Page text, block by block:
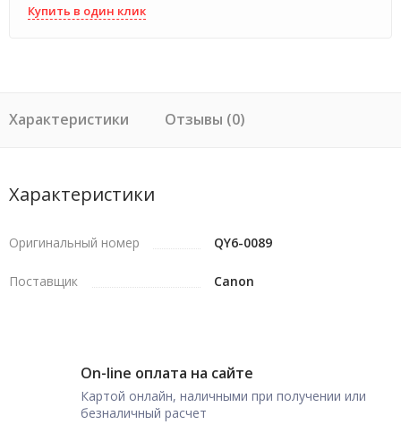
Купить в один клик
Характеристики Отзывы (0)
Характеристики
Оригинальный номер QY6-0089
Поставщик Canon
On-line оплата на сайте
Картой онлайн, наличными при получении или
безналичный расчет